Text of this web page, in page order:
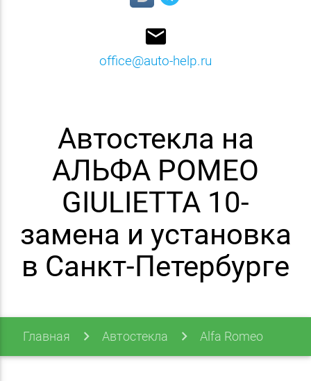
email
office@auto-help.ru
Автостекла на
АЛЬФА РОМЕО
GIULIETTA 10-
замена и установка
в Санкт-Петербурге
Главная Автостекла Alfa Romeo